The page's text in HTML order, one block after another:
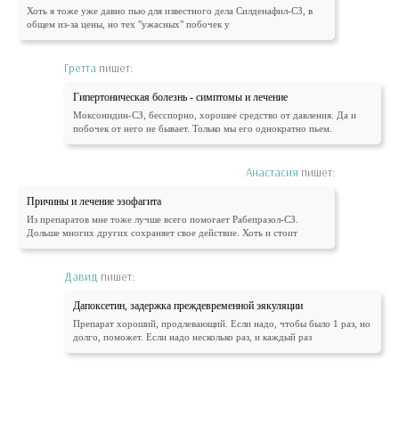
Хоть я тоже уже давно пью для известного дела Силденафил-СЗ, в
общем из-за цены, но тех "ужасных" побочек у
Гретта пишет:
Гипертоническая болезнь - симптомы и лечение
Моксонидин-СЗ, бесспорно, хорошее средство от давления. Да и
побочек от него не бывает. Только мы его однократно пьем.
Анастасия пишет:
Причины и лечение эзофагита
Из препаратов мне тоже лучше всего помогает Рабепразол-СЗ.
Дольше многих других сохраняет свое действие. Хоть и стоит
Давид пишет:
Дапоксетин, задержка преждевременной эякуляции
Препарат хороший, продлевающий. Если надо, чтобы было 1 раз, но
долго, поможет. Если надо несколько раз, и каждый раз